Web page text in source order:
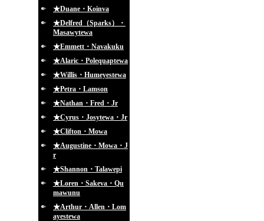
★Duane・Koinva
★Delfred（Sparks）・
Masawytewa
★Emmett・Navakuku
★Alaric・Polequaptewa
★Willis・Humeyestewa
★Petra・Lamson
★Nathan・Fred・Jr
★Cyrus・Josytewa・Jr
★Clifton・Mowa
★Augustine・Mowa・J
r
★Shannon・Talawepi
★Loren・Sakeva・Qu
mawunu
★Arthur・Allen・Lom
ayestewa